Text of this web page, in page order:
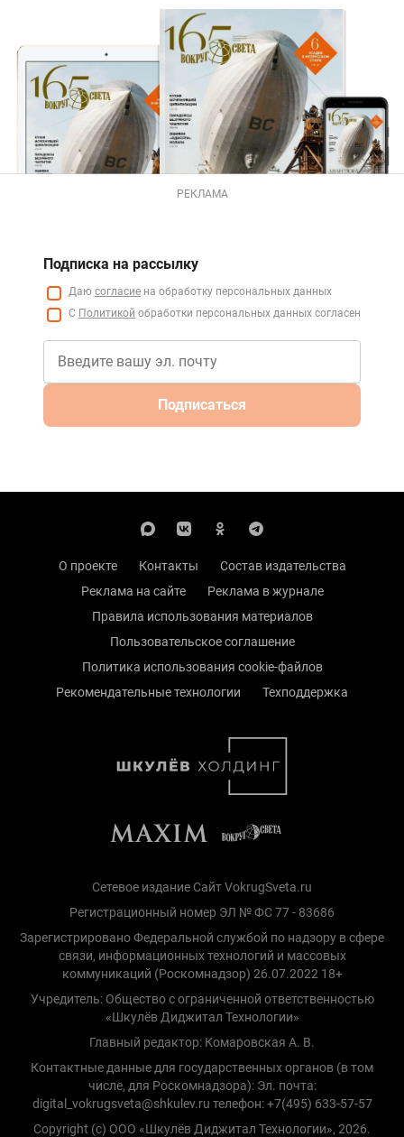
РЕКЛАМА
Подписка на рассылку
Даю согласие на обработку персональных данных
С Политикой обработки персональных данных согласен
Подписаться
О проекте Контакты
Состав издательства
Реклама на сайте
Реклама в журнале
Правила использования материалов
Пользовательское соглашение
Политика использования cookie-файлов
Рекомендательные технологии
Техподдержка
Сетевое издание Сайт VokrugSveta.ru
Регистрационный номер ЭЛ № ФС 77 - 83686
Зарегистрировано Федеральной службой по надзору в сфере
связи, информационных технологий и массовых
коммуникаций (Роскомнадзор) 26.07.2022 18+
Учредитель: Общество с ограниченной ответственностью
«Шкулёв Диджитал Технологии»
Главный редактор: Комаровская А. В.
Контактные данные для государственных органов (в том
числе, для Роскомнадзора): Эл. почта:
digital_vokrugsveta@shkulev.ru телефон: +7(495) 633-57-57
Copyright (с) ООО «Шкулёв Диджитал Технологии», 2026.